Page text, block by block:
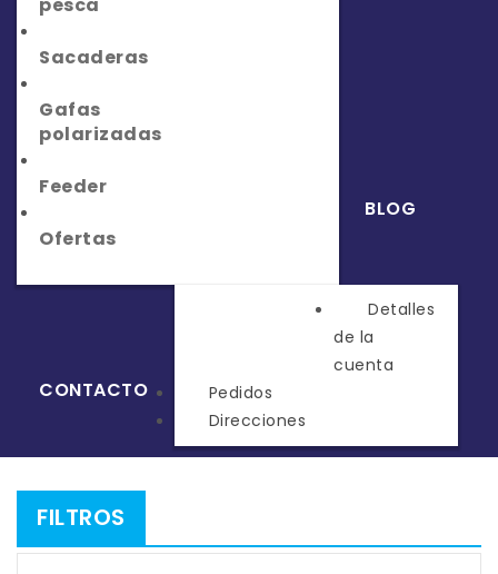
Sacaderas
Gafas
polarizadas
Feeder
Ofertas
BLOG
CONTACTO
Detalles
de la
cuenta
Pedidos
Direcciones
FILTROS